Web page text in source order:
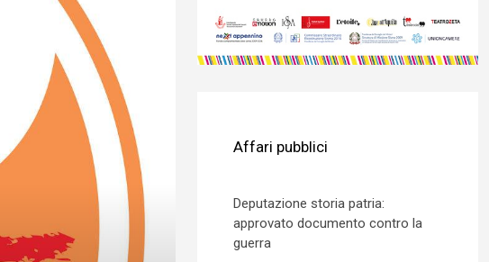
Affari pubblici
Deputazione storia patria:
approvato documento contro la
guerra